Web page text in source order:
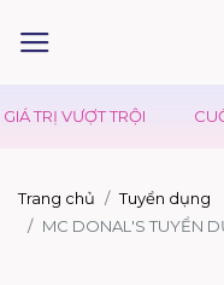
TRỊ VƯỢT TRỘI
Trang chủ
Tuyển dụng
MC DONAL'S TUYỂN